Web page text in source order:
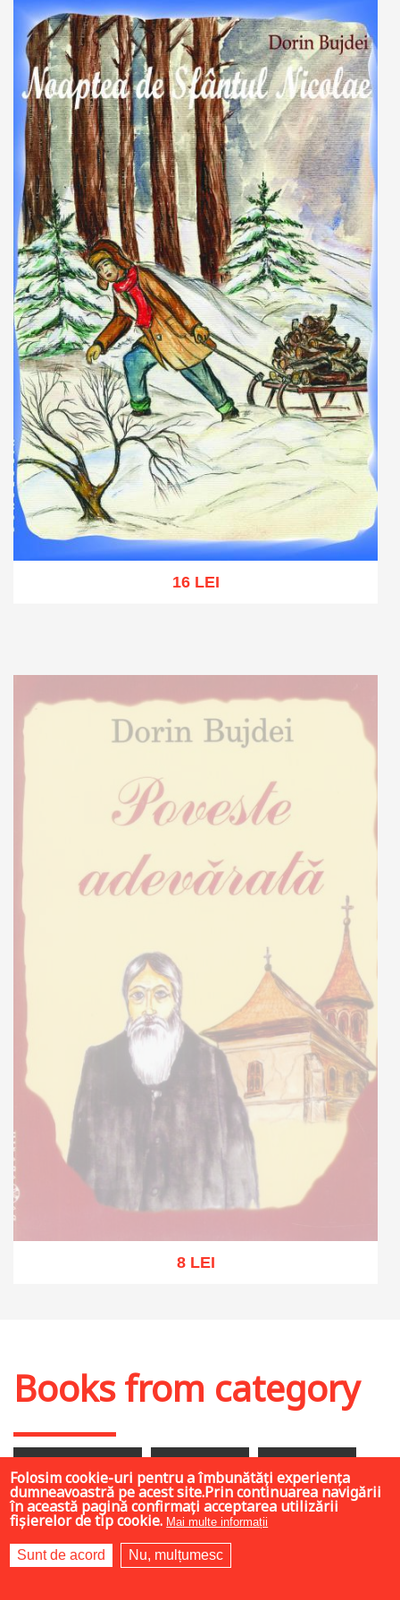
16 LEI
8 LEI
Books from category
less than 10 LEI 10 - 30 LEI 30 - 50 LEI
greater than 50 LEI
Folosim cookie-uri pentru a îmbunătăți experiența
dumneavoastră pe acest site.Prin continuarea navigării
în această pagină confirmați acceptarea utilizării
fișierelor de tip cookie. Mai multe informații
Sunt de acord Nu, mulțumesc